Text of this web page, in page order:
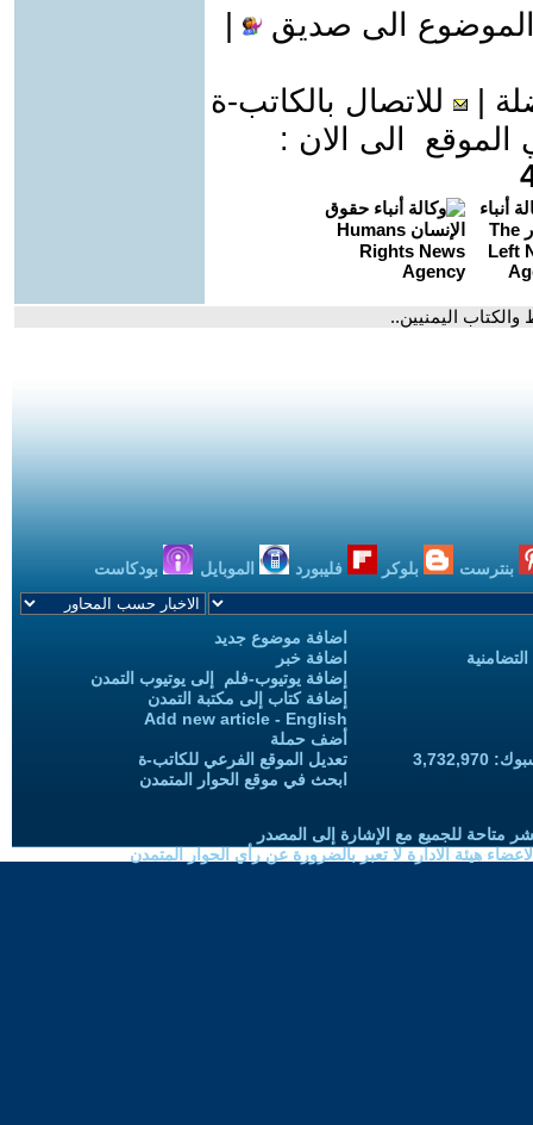
الى صديق
للاتصال بالكاتب-ة
الى الان :
والكتاب اليمنيين..
بنترست بلوكر فليبورد الموبايل بودكاست
اضافة موضوع جديد
اضافة خبر
إضافة يوتيوب-فلم إلى يوتيوب التمدن
إضافة كتاب إلى مكتبة التمدن
Add new article - English
أضف حملة
تعديل الموقع الفرعي للكاتب-ة
ابحث في موقع الحوار المتمدن
متاحة للجميع مع الإشارة إلى المصدر
هيئة الادارة لا تعبر بالضرورة عن رأي الحوار المتمدن